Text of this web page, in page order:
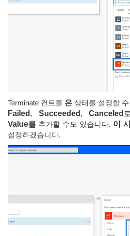
Terminate 컨트롤 은 상태를 설정할
Failed , Succeeded , Canceled
Value를 추가할 수도 있습니다. 이
설정하겠습니다.